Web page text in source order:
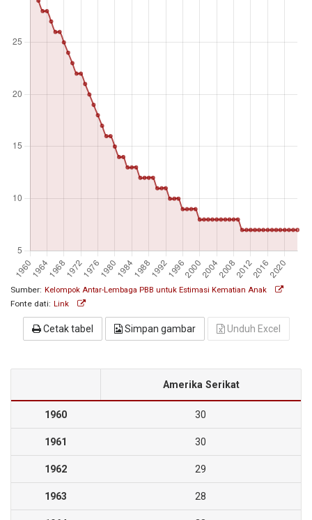
Sumber: Kelompok Antar-Lembaga PBB untuk Estimasi Kematian Anak
Fonte dati: Link
Cetak tabel Simpan gambar Unduh Excel
Amerika Serikat
1960 30
1961 30
1962 29
1963 28